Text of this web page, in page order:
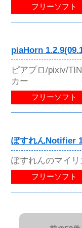
フリーソフト
piaHorn
ピアプロ/pixiv/
カー
フリーソフト
ぽすれんNotifier
ぽすれんのマイ
フリーソフト